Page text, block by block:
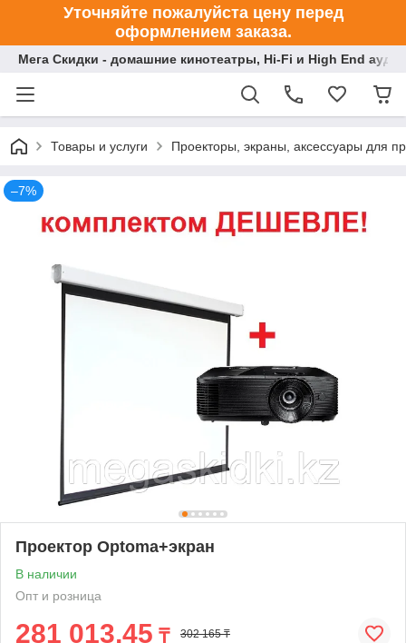
Уточняйте пожалуйста цену перед
оформлением заказа.
Мега Скидки - домашние кинотеатры, Hi-Fi и High End
Товары и услуги Проекторы, экраны, аксессуары для
–7%
Проектор Optoma+экран
В наличии
Опт и розница
281 013,45 ₸ 302 165 ₸